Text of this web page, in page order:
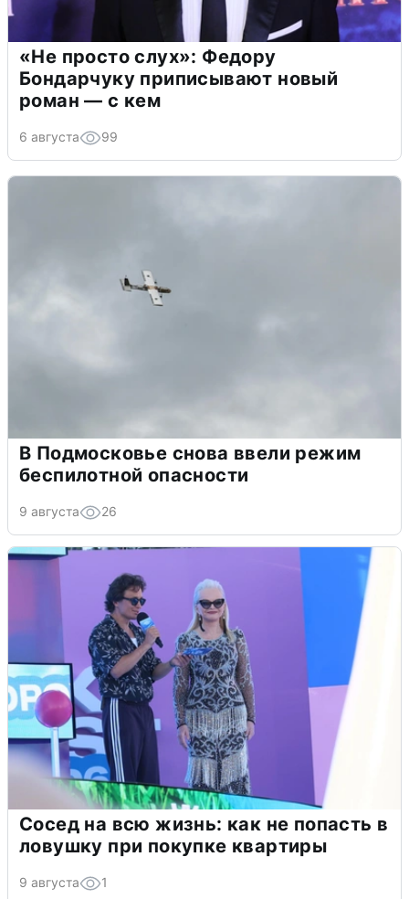
«Не просто слух»: Федору
Бондарчуку приписывают новый
роман — с кем
6 августа 99
В Подмосковье снова ввели режим
беспилотной опасности
9 августа 26
Сосед на всю жизнь: как не попасть в
ловушку при покупке квартиры
9 августа 1